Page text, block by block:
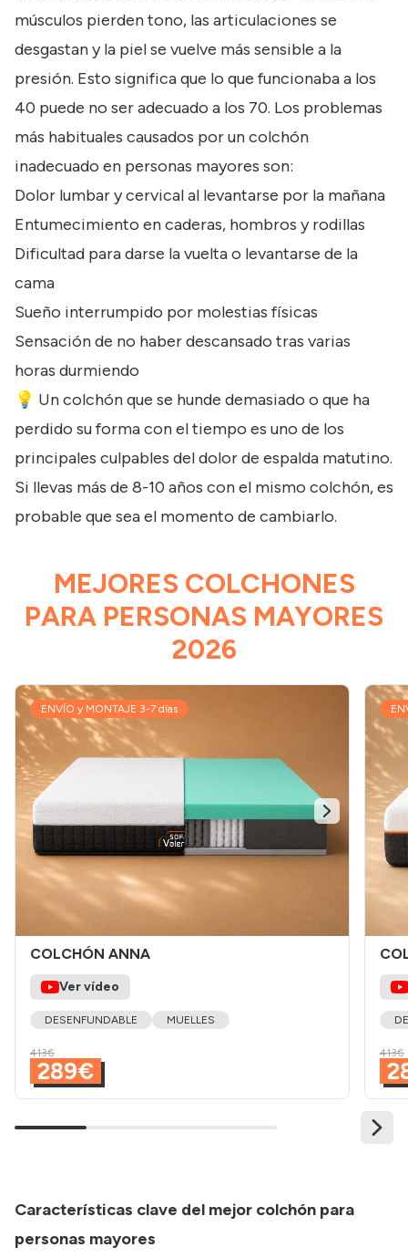
músculos pierden tono, las articulaciones se
desgastan y la piel se vuelve más sensible a la
presión. Esto significa que lo que funcionaba a los
40 puede no ser adecuado a los 70. Los problemas
más habituales causados por un colchón
inadecuado en personas mayores son:
Dolor lumbar y cervical al levantarse por la mañana
Entumecimiento en caderas, hombros y rodillas
Dificultad para darse la vuelta o levantarse de la
cama
Sueño interrumpido por molestias físicas
Sensación de no haber descansado tras varias
horas durmiendo
💡 Un colchón que se hunde demasiado o que ha
perdido su forma con el tiempo es uno de los
principales culpables del dolor de espalda matutino.
Si llevas más de 8-10 años con el mismo colchón, es
probable que sea el momento de cambiarlo.
MEJORES COLCHONES
PARA PERSONAS MAYORES
2026
ENVÍO y MONTAJE 3-7 días
COLCHÓN ANNA
Ver vídeo
DESENFUNDABLE MUELLES
413€
289€
413€
Características clave del mejor colchón para
personas mayores